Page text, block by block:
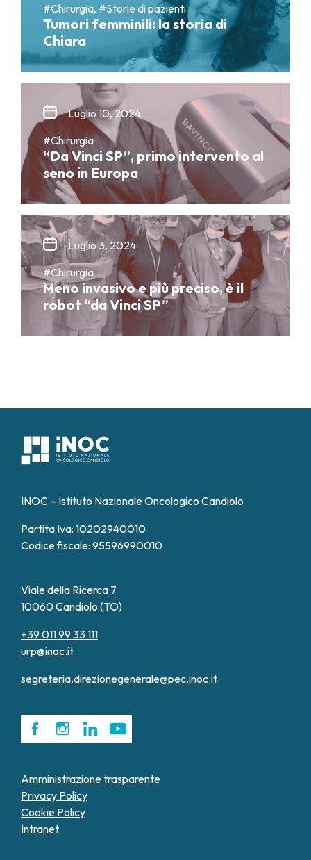
#Chirurgia, #Storie di pazienti
Tumori femminili: la storia di
Chiara
Luglio 10, 2024
#Chirurgia
“Da Vinci SP”, primo intervento al
seno in Europa
Luglio 3, 2024
#Chirurgia
Meno invasivo e più preciso, è il
robot “da Vinci SP”
INOC – Istituto Nazionale Oncologico Candiolo
Partita Iva: 10202940010
Codice fiscale: 95596990010
Viale della Ricerca 7
10060 Candiolo (TO)
+39 011 99 33 111
urp@inoc.it
segreteria.direzionegenerale@pec.inoc.it
Amministrazione trasparente
Privacy Policy
Cookie Policy
Intranet